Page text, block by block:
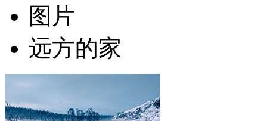
图片
远方的家